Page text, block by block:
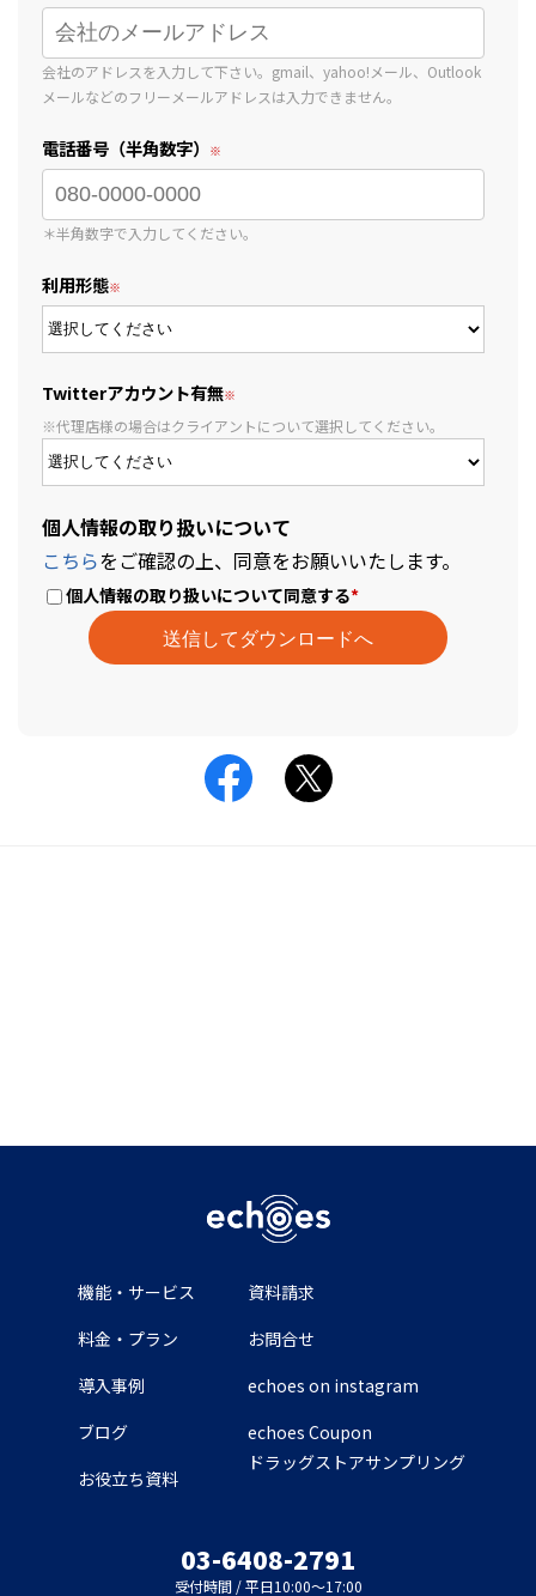
会社のアドレスを入力して下さい。gmail、yahoo!メール、Outlook
メールなどのフリーメールアドレスは入力できません。
電話番号（半角数字）
＊半角数字で入力してください。
利用形態
Twitterアカウント有無
※代理店様の場合はクライアントについて選択してください。
個人情報の取り扱いについて
こちらをご確認の上、同意をお願いいたします。
個人情報の取り扱いについて同意する*
機能・サービス
料金・プラン
導入事例
ブログ
お役立ち資料
資料請求
お問合せ
echoes on instagram
echoes Coupon
ドラッグストアサンプリング
03-6408-2791
受付時間 / 平日10:00～17:00